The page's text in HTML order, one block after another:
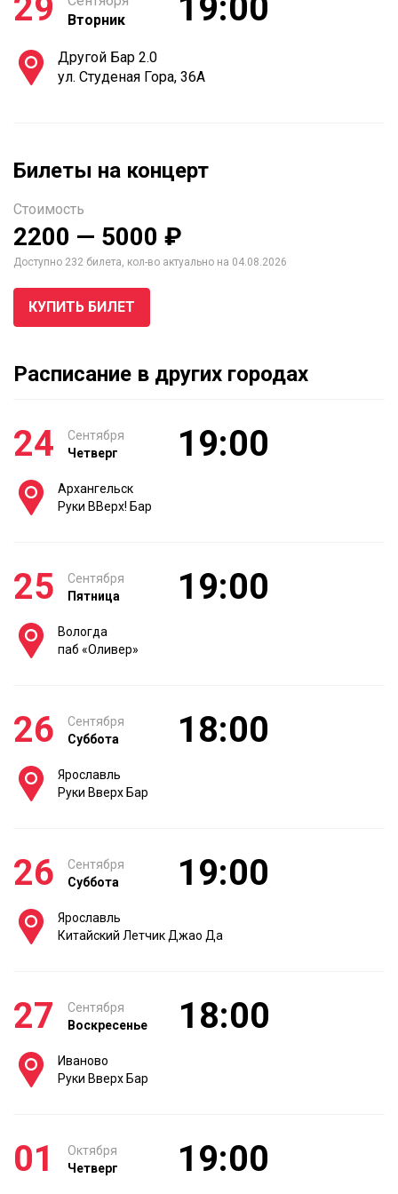
29
Вторник
19:00
Другой Бар 2.0
ул. Студеная Гора, 36А
Билеты на концерт
Стоимость
2200 — 5000 ₽
Доступно 232 билета, кол-во актуально на 04.08.2026
КУПИТЬ БИЛЕТ
Расписание в других городах
24
Сентября
Четверг
19:00
Архангельск
Руки ВВерх! Бар
25
Сентября
Пятница
19:00
Вологда
паб «Оливер»
26
Сентября
Суббота
18:00
Ярославль
Руки Вверх Бар
26
Сентября
Суббота
19:00
Ярославль
Китайский Летчик Джао Да
27
Сентября
Воскресенье
18:00
Иваново
Руки Вверх Бар
01
Октября
Четверг
19:00